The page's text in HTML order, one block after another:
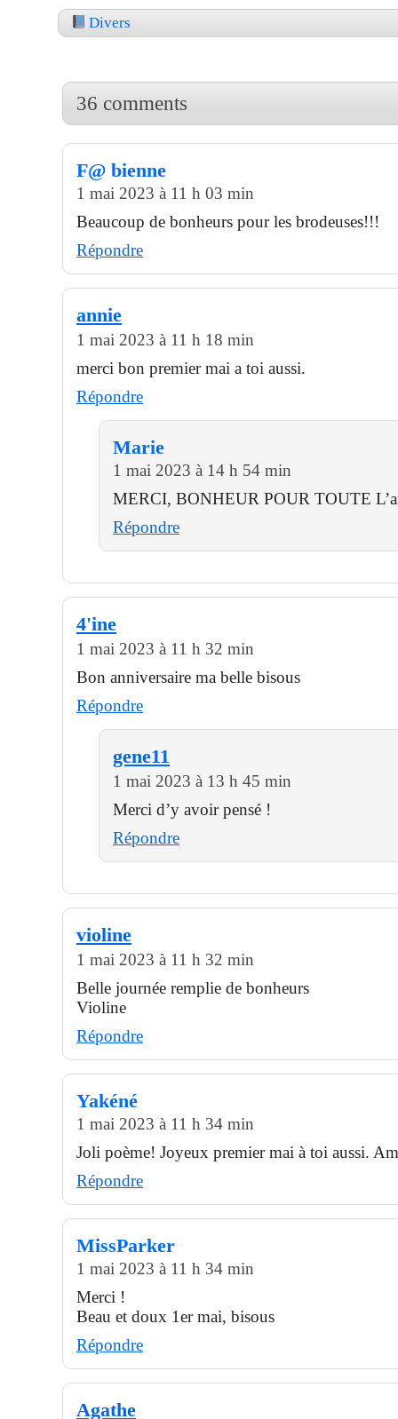
Divers
36 comments
F@ bienne
1 mai 2023 à 11 h 03 min
Beaucoup de bonheurs pour les brodeuses!!!
Répondre
annie
1 mai 2023 à 11 h 18 min
merci bon premier mai a toi aussi.
Répondre
Marie
1 mai 2023 à 14 h 54 min
MERCI, BONHEUR POUR TOUTE
Répondre
4'ine
1 mai 2023 à 11 h 32 min
Bon anniversaire ma belle bisous
Répondre
gene11
1 mai 2023 à 13 h 45 min
Merci d’y avoir pensé !
Répondre
violine
1 mai 2023 à 11 h 32 min
Belle journée remplie de bonheurs
Violine
Répondre
Yakéné
1 mai 2023 à 11 h 34 min
Joli poème! Joyeux premier mai à toi aussi.
Répondre
MissParker
1 mai 2023 à 11 h 34 min
Merci !
Beau et doux 1er mai, bisous
Répondre
Agathe